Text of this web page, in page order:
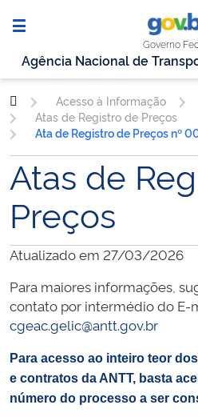
Governo
Agência Nacional de
Acesso à Informação
Atas de Registro de Preços
Atas de
Preços
Atualizado em 27/03/2026
Para maiores informações,
contato por intermédio do E-
cgeac.gelic@antt.gov.br
Para acesso ao inteiro teor
e contratos da ANTT, basta
número do processo a ser